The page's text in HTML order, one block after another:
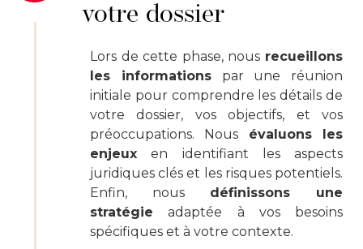
votre dossier
Lors de cette phase, nous recueillons
les informationspar une réunion
initiale pour comprendre les détails de
votre dossier, vos objectifs, et vos
préoccupations. Nous évaluons les
enjeux en identifiant les aspects
juridiques clés et les risques potentiels.
Enfin, nous définissons une
stratégie adaptée à vos besoins
spécifiques et à votre contexte.